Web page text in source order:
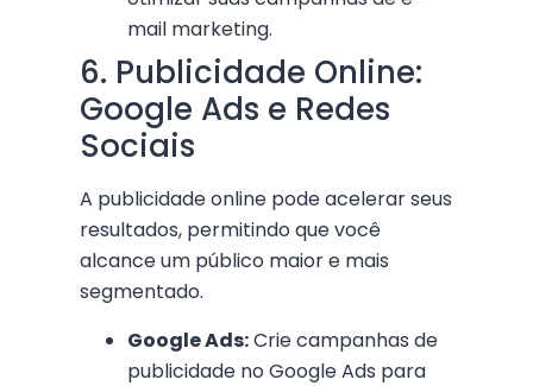
mail marketing.
6. Publicidade Online:
Google Ads e Redes
Sociais
A publicidade online pode acelerar seus
resultados, permitindo que você
alcance um público maior e mais
segmentado.
Google Ads:Crie campanhas de
publicidade no Google Ads para